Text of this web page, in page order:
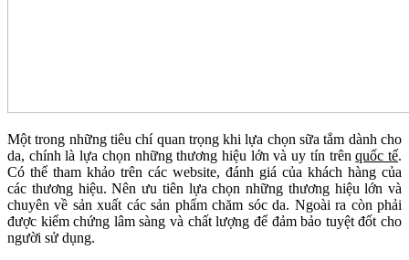
Một trong những tiêu chí quan trọng khi lựa chọn sữa tắm dành cho
da, chính là lựa chọn những thương hiệu lớn và uy tín trênquốc tế.
Có thể tham khảo trên các website, đánh giá của khách hàng của
các thương hiệu. Nên ưu tiên lựa chọn những thương hiệu lớn và
chuyên về sản xuất các sản phẩm chăm sóc da. Ngoài ra còn phải
được kiểm chứng lâm sàng và chất lượng để đảm bảo tuyệt đốt cho
người sử dụng.